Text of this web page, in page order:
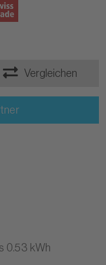
Vergleichen
0.53 kWh